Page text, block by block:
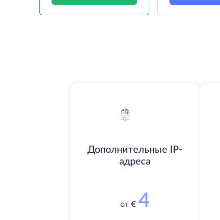
Дополнительные IP-
адреса
от € 4